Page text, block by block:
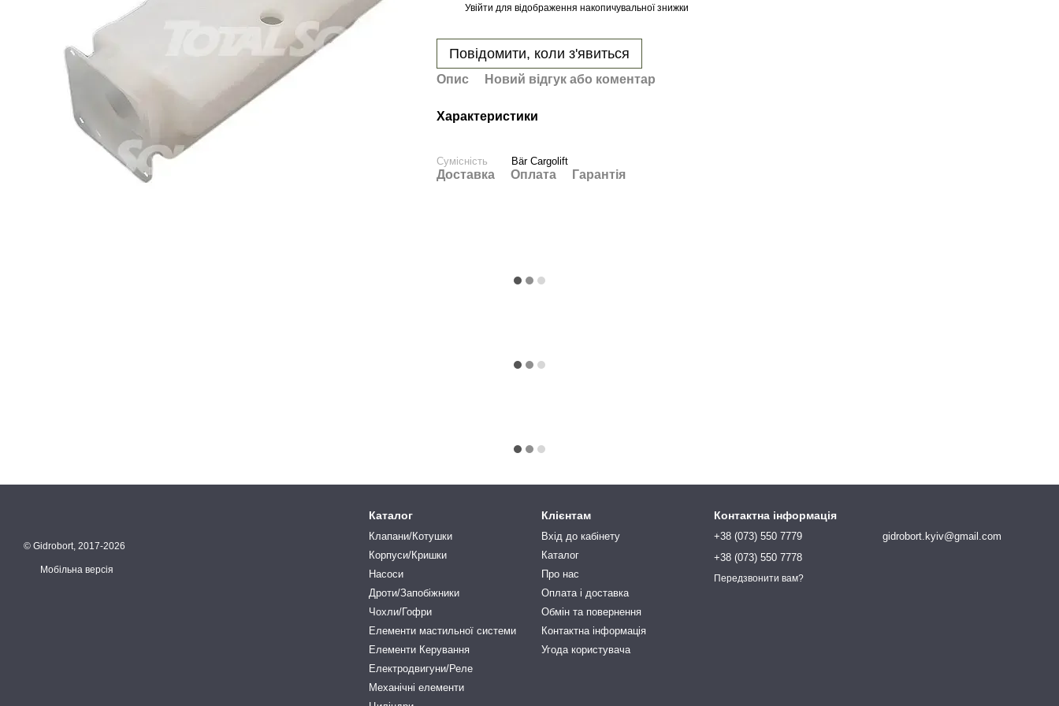
Увійти для відображення накопичувальної знижки
Повідомити, коли з'явиться
Опис Новий відгук або коментар
Характеристики
Сумісність Bär Cargolift
Доставка Оплата Гарантія
© Gidrobort, 2017-2026
Мобільна версія
Каталог
Клапани/Котушки
Корпуси/Кришки
Насоси
Дроти/Запобіжники
Чохли/Гофри
Елементи мастильної системи
Елементи Керування
Електродвигуни/Реле
Механічні елементи
Клієнтам
Вхід до кабінету
Каталог
Про нас
Оплата і доставка
Обмін та повернення
Контактна інформація
Угода користувача
Контактна інформація
+38 (073) 550 7779
+38 (073) 550 7778
Передзвонити вам?
gidrobort.kyiv@gmail.com